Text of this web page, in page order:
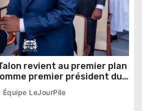
revient au premier plan
premier président du
Équipe LeJourPile